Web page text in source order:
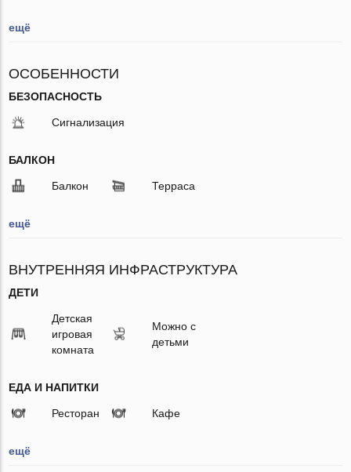
ещё
ОСОБЕННОСТИ
БЕЗОПАСНОСТЬ
Сигнализация
БАЛКОН
Балкон Терраса
ещё
ВНУТРЕННЯЯ ИНФРАСТРУКТУРА
ДЕТИ
Детская
игровая
комната
Можно с
детьми
ЕДА И НАПИТКИ
Ресторан Кафе
ещё